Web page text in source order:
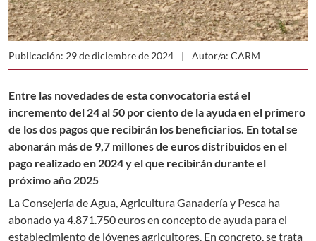
Publicación: 29 de diciembre de 2024 Autor/a: CARM
Entre las novedades de esta convocatoria está el
incremento del 24 al 50 por ciento de la ayuda en el primero
de los dos pagos que recibirán los beneficiarios. En total se
abonarán más de 9,7 millones de euros distribuidos en el
pago realizado en 2024 y el que recibirán durante el
próximo año 2025
La Consejería de Agua, Agricultura Ganadería y Pesca ha
abonado ya 4.871.750 euros en concepto de ayuda para el
establecimiento de jóvenes agricultores. En concreto, se trata